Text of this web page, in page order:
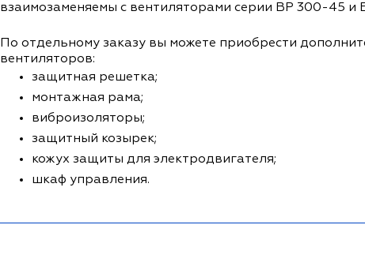
взаимозаменяемы с вентиляторами серии ВР 300-45 и
По отдельному заказу вы можете приобрести
вентиляторов:
защитная решетка;
монтажная рама;
виброизоляторы;
защитный козырек;
кожух защиты для электродвигателя;
шкаф управления.